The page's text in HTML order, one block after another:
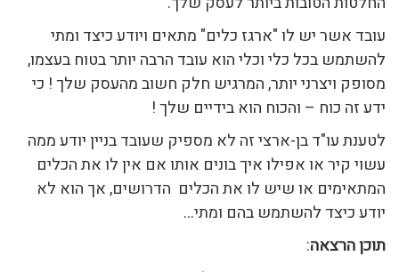
עובד אשר יש לו "ארגז כלים" מתאים ויודע כיצד ומתי
להשתמש בכל כלי וכלי הוא עובד הרבה יותר בטוח בעצמו,
מסופק ויצרני יותר, המרגיש חלק חשוב מהעסק שלך ! כי
ידע זה כוח – והכוח הוא בידיים שלך !
לטענת עו"ד בן-ארצי זה לא מספיק שעובד בניין יודע ממה
עשוי קיר או אפילו איך בונים אותו אם אין לו את הכלים
המתאימים או שיש לו את הכלים הדרושים, אך הוא לא
יודע כיצד להשתמש בהם ומתי…
תוכן הרצאה: